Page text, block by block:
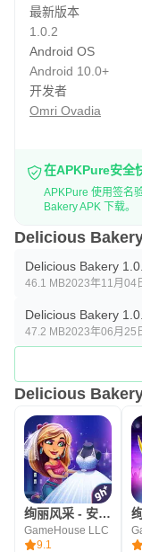
最新版本
1.0.2
Android OS
Android 10.0+
开发者
Omri Ovadia
在APKPure安全
APKPure 使用签名
Bakery APK 下载。
Delicious
Delicious Bakery
46.1 MB2023年11月04
Delicious Bakery
47.2 MB2023年06月25
Delicious
绚丽风采 - 安吉拉的婚礼灾难
GameHouse LLC
9.1